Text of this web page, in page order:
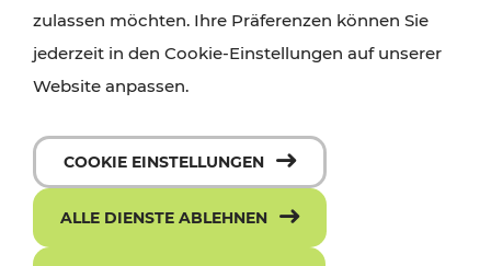
zulassen möchten. Ihre Präferenzen können Sie
jederzeit in den Cookie-Einstellungen auf unserer
Website anpassen.
COOKIE EINSTELLUNGEN
ALLE DIENSTE ABLEHNEN